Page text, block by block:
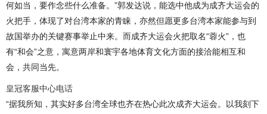
何如当，要作念些什么准备。”郭发达说，能选中他成为成齐大运会的
火把手，体现了对台湾本家的青睐，亦然但愿更多台湾本家能参与到
故国举办的关键赛事举止中来。而成齐大运会火把取名“蓉火”，也
有“和会”之意，寓意两岸和寰宇各地体育文化方面的接洽能相互和
会，共同当先。
皇冠客服中心电话
“据我所知，其实好多台湾全球也齐在热心此次成齐大运会。以我刻下